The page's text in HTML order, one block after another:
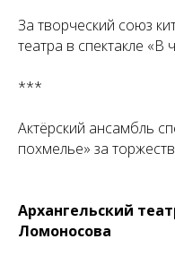
За творческий союз
театра в спектакле
***
Актёрский ансамбль
похмелье» за
Архангельский
Ломоносова